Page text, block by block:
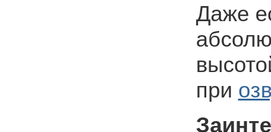
Даже
при